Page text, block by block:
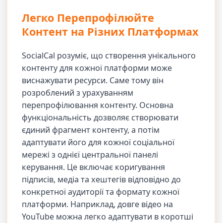
Легко Перепрофілюйте
Контент на Різних Платформах
SocialCal розуміє, що створення унікального
контенту для кожної платформи може
виснажувати ресурси. Саме тому він
розроблений з урахуванням
перепрофілювання контенту. Основна
функціональність дозволяє створювати
єдиний фрагмент контенту, а потім
адаптувати його для кожної соціальної
мережі з однієї центральної панелі
керування. Це включає коригування
підписів, медіа та хештегів відповідно до
конкретної аудиторії та формату кожної
платформи. Наприклад, довге відео на
YouTube можна легко адаптувати в коротші